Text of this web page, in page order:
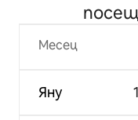
Месец
Яну